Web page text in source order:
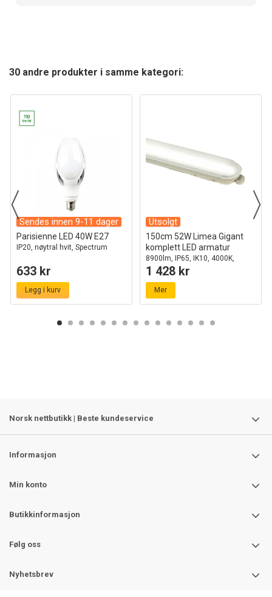
30 andre produkter i samme kategori:
Sendes innen 9-11 dager
Parisienne LED 40W E27
IP20, nøytral hvit, Spectrum
633 kr
Legg i kurv
Utsolgt
150cm 52W Limea Gigant
komplett LED armatur
8900lm, IP65, IK10, 4000K,
gjennomkoblet
1 428 kr
Mer
Norsk nettbutikk | Beste kundeservice
Informasjon
Min konto
Butikkinformasjon
Følg oss
Nyhetsbrev